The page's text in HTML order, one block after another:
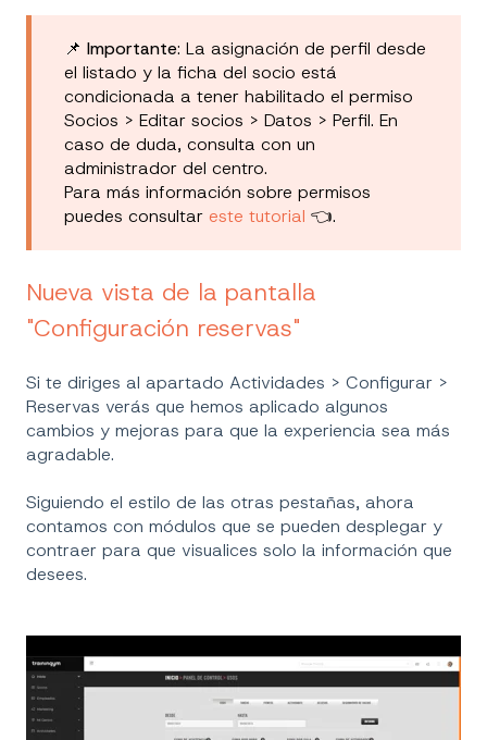
📌 Importante: La asignación de perfil desde
el listado y la ficha del socio está
condicionada a tener habilitado el permiso
Socios > Editar socios > Datos > Perfil. En
caso de duda, consulta con un
administrador del centro.
Para más información sobre permisos
puedes consultar este tutorial 👈.
Nueva vista de la pantalla
"Configuración reservas"
Si te diriges al apartado Actividades > Configurar >
Reservas verás que hemos aplicado algunos
cambios y mejoras para que la experiencia sea más
agradable.
Siguiendo el estilo de las otras pestañas, ahora
contamos con módulos que se pueden desplegar y
contraer para que visualices solo la información que
desees.